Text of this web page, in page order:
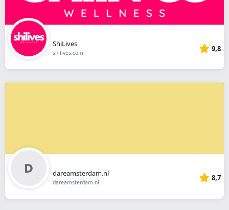
ShiLives
shilives.com 9,8
dareamsterdam.nl
dareamsterdam.nl 8,7